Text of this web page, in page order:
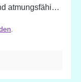
atmungsfähig
Metall -